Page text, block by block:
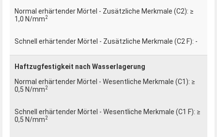
≥
1,0 N/mm2
-
Haftzugfestigkeit nach Wasserlagerung
≥
0,5 N/mm2
≥
0,5 N/mm2